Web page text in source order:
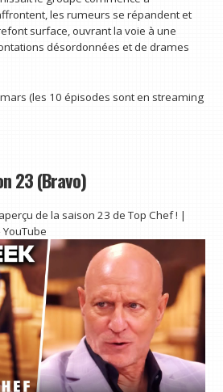
les rumeurs se répandent et
surface, ouvrant la voie à une
désordonnées et de drames
(les 10 épisodes sont en streaming
23 (Bravo)
de la saison 23 de Top Chef ! |